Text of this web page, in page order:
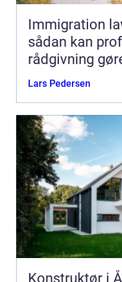
Immigration
sådan kan
rådgivning
Lars Pedersen
Konstruktør i